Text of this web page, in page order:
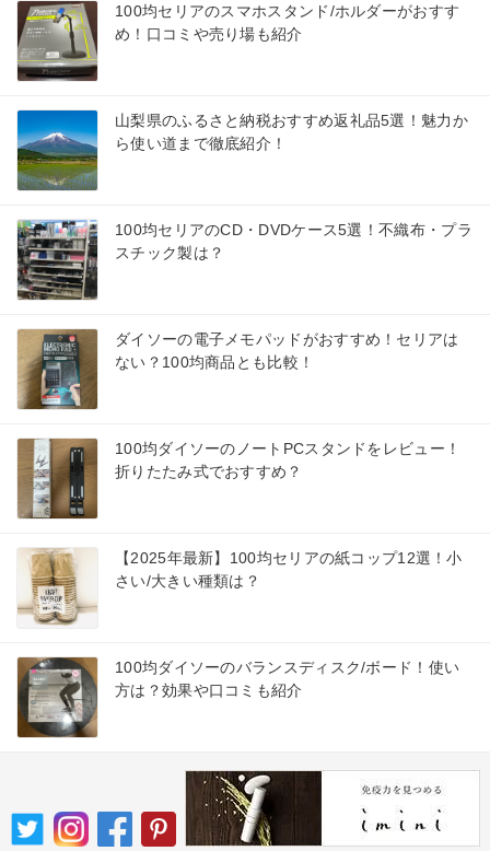
100均セリアのスマホスタンド/ホルダーがおすす
め！口コミや売り場も紹介
山梨県のふるさと納税おすすめ返礼品5選！魅力か
ら使い道まで徹底紹介！
100均セリアのCD・DVDケース5選！不織布・プラ
スチック製は？
ダイソーの電子メモパッドがおすすめ！セリアは
ない？100均商品とも比較！
100均ダイソーのノートPCスタンドをレビュー！
折りたたみ式でおすすめ？
【2025年最新】100均セリアの紙コップ12選！小
さい/大きい種類は？
100均ダイソーのバランスディスク/ボード！使い
方は？効果や口コミも紹介